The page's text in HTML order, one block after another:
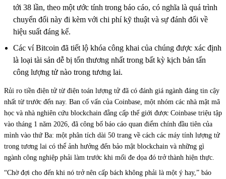
tới 38 lần, theo một ước tính trong báo cáo, có nghĩa là quá trình
chuyển đổi này đi kèm với chi phí kỹ thuật và sự đánh đổi về
hiệu suất đáng kể.
Các ví Bitcoin đã tiết lộ khóa công khai của chúng được xác định
là loại tài sản dễ bị tổn thương nhất trong bất kỳ kịch bản tấn
công lượng tử nào trong tương lai.
Rủi ro tiền điện tử từ điện toán lượng tử đã có đánh giá ngành đáng tin cậy
nhất từ trước đến nay. Ban cố vấn của Coinbase, một nhóm các nhà mật mã
học và nhà nghiên cứu blockchain đẳng cấp thế giới được Coinbase triệu tập
vào tháng 1 năm 2026, đã công bố báo cáo quan điểm chính đầu tiên của
mình vào thứ Ba: một phân tích dài 50 trang về cách các máy tính lượng tử
trong tương lai có thể ảnh hưởng đến bảo mật blockchain và những gì
ngành công nghiệp phải làm trước khi mối đe dọa đó trở thành hiện thực.
“Chờ đợi cho đến khi nó trở nên cấp bách không phải là một ý hay,” báo